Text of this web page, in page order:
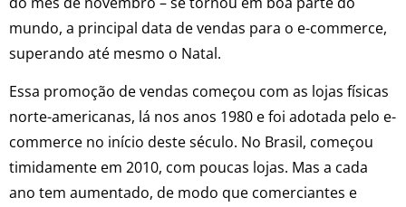
mundo, a principal data de vendas para o e-commerce,
superando até mesmo o Natal.
Essa promoção de vendas começou com as lojas físicas
norte-americanas, lá nos anos 1980 e foi adotada pelo e-
commerce no início deste século. No Brasil, começou
timidamente em 2010, com poucas lojas. Mas a cada
ano tem aumentado, de modo que comerciantes e